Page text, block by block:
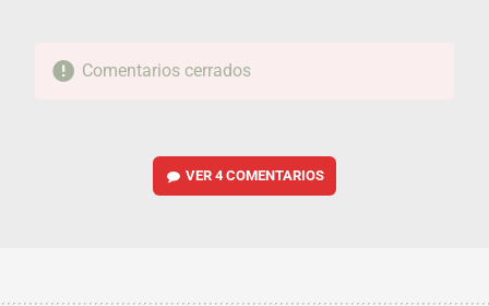
Comentarios cerrados
VER4 COMENTARIOS